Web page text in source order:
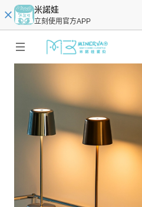
米諾娃
立刻使用官方APP